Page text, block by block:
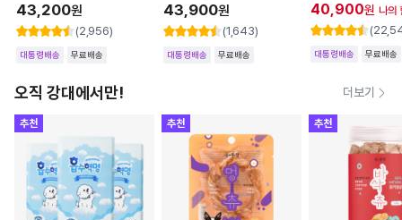
43,200원
(2,956)
대통령배송 무료배송
43,900원
(1,643)
대통령배송 무료배송
40,900원 나의
대통령배송 무료배송
오직 강대에서만! 더보기
추천 추천 추천